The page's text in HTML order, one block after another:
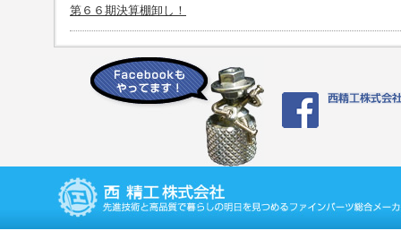
第６６期決算棚卸し！